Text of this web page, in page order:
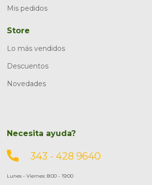
Mis pedidos
Store
Lo más vendidos
Descuentos
Novedades
Necesita ayuda?
343 - 428 9640
Lunes - Viernes: 8:00 - 19:00